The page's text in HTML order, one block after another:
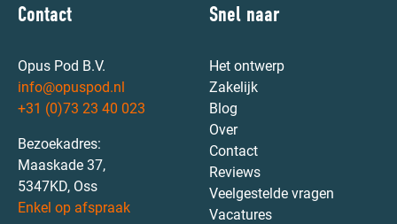
Contact
Opus Pod B.V.
info@opuspod.nl
+31 (0)73 23 40 023
Bezoekadres:
Maaskade 37,
5347KD, Oss
Enkel op afspraak
Snel naar
Het ontwerp
Zakelijk
Blog
Over
Contact
Reviews
Veelgestelde vragen
Vacatures